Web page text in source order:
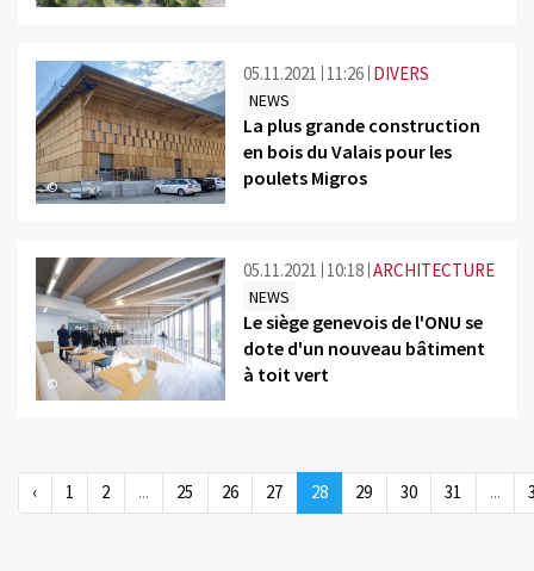
©
05.11.2021 11:26 DIVERS
NEWS
La plus grande construction
en bois du Valais pour les
poulets Migros
©
05.11.2021 10:18 ARCHITECTURE
NEWS
Le siège genevois de l'ONU se
dote d'un nouveau bâtiment
à toit vert
‹ 1 2 ... 25 26 27 28 29 30 31 ...